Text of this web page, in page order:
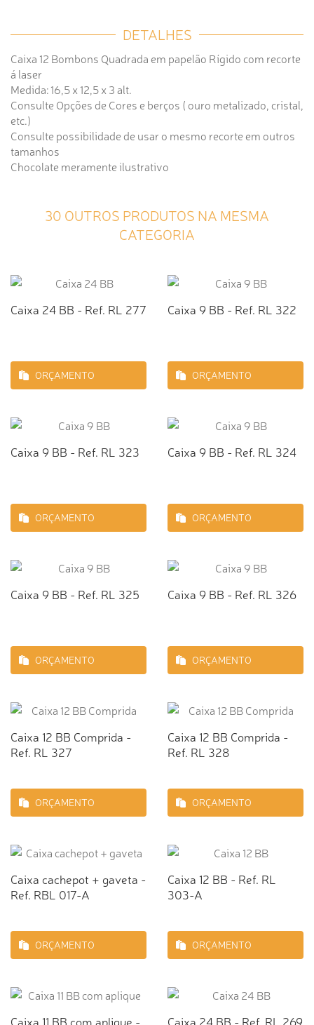
DETALHES
Caixa 12 Bombons Quadrada em papelão Rígido com recorte
á laser
Medida: 16,5 x 12,5 x 3 alt.
Consulte Opções de Cores e berços ( ouro metalizado, cristal,
etc.)
Consulte possibilidade de usar o mesmo recorte em outros
tamanhos
Chocolate meramente ilustrativo
30 OUTROS PRODUTOS NA MESMA
CATEGORIA
Caixa 24 BB - Ref. RL 277
ORÇAMENTO
Caixa 9 BB - Ref. RL 322
ORÇAMENTO
Caixa 9 BB - Ref. RL 323
ORÇAMENTO
Caixa 9 BB - Ref. RL 324
ORÇAMENTO
Caixa 9 BB - Ref. RL 325
ORÇAMENTO
Caixa 9 BB - Ref. RL 326
ORÇAMENTO
Caixa 12 BB Comprida -
Ref. RL 327
ORÇAMENTO
Caixa 12 BB Comprida -
Ref. RL 328
ORÇAMENTO
Caixa cachepot + gaveta -
Ref. RBL 017-A
ORÇAMENTO
Caixa 12 BB - Ref. RL
303-A
ORÇAMENTO
Caixa 11 BB com aplique - Caixa 24 BB - Ref. RL 269